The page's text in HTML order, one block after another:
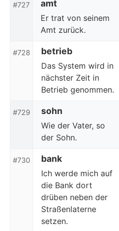
#727 amt
Er trat von seinem
Amt zurück.
#728 betrieb
Das System wird in
nächster Zeit in
Betrieb genommen.
#729 sohn
Wie der Vater, so
der Sohn.
#730 bank
Ich werde mich auf
die Bank dort
drüben neben der
Straßenlaterne
setzen.